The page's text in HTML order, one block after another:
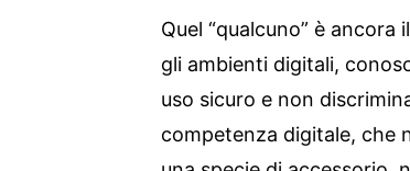
Quel “qualcuno” è
gli ambienti digitali,
uso sicuro e non
competenza digitale, che